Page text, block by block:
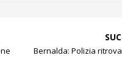
Bernalda: Polizia